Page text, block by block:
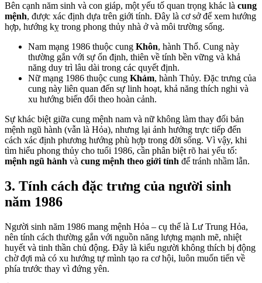
Bên cạnh năm sinh và con giáp, một yếu tố quan trọng khác là cung
mệnh, được xác định dựa trên giới tính. Đây là cơ sở để xem hướng
hợp, hướng kỵ trong phong thủy nhà ở và môi trường sống.
Nam mạng 1986 thuộc cung Khôn, hành Thổ. Cung này
thường gắn với sự ổn định, thiên về tính bền vững và khả
năng duy trì lâu dài trong các quyết định.
Nữ mạng 1986 thuộc cung Khảm, hành Thủy. Đặc trưng của
cung này liên quan đến sự linh hoạt, khả năng thích nghi và
xu hướng biến đổi theo hoàn cảnh.
Sự khác biệt giữa cung mệnh nam và nữ không làm thay đổi bản
mệnh ngũ hành (vẫn là Hỏa), nhưng lại ảnh hưởng trực tiếp đến
cách xác định phương hướng phù hợp trong đời sống. Vì vậy, khi
tìm hiểu phong thủy cho tuổi 1986, cần phân biệt rõ hai yếu tố:
mệnh ngũ hành và cung mệnh theo giới tính để tránh nhầm lẫn.
3. Tính cách đặc trưng của người sinh
năm 1986
Người sinh năm 1986 mang mệnh Hỏa – cụ thể là Lư Trung Hỏa,
nên tính cách thường gắn với nguồn năng lượng mạnh mẽ, nhiệt
huyết và tinh thần chủ động. Đây là kiểu người không thích bị động
chờ đợi mà có xu hướng tự mình tạo ra cơ hội, luôn muốn tiến về
phía trước thay vì đứng yên.